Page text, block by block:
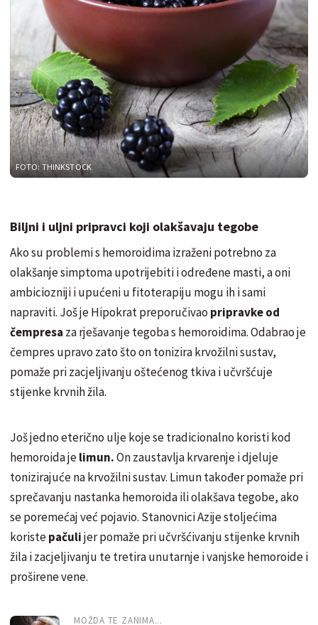
FOTO: THINKSTOCK
Biljni i uljni pripravci koji olakšavaju tegobe
Ako su problemi s hemoroidima izraženi potrebno za
olakšanje simptoma upotrijebiti i određene masti, a oni
ambiciozniji i upućeni u fitoterapiju mogu ih i sami
napraviti. Još je Hipokrat preporučivao pripravke od
čempresa za rješavanje tegoba s hemoroidima. Odabrao je
čempres upravo zato što on tonizira krvožilni sustav,
pomaže pri zacjeljivanju oštećenog tkiva i učvršćuje
stijenke krvnih žila.
Još jedno eterično ulje koje se tradicionalno koristi kod
hemoroida jelimun.On zaustavlja krvarenje i djeluje
tonizirajuće na krvožilni sustav. Limun također pomaže pri
sprečavanju nastanka hemoroida ili olakšava tegobe, ako
se poremećaj već pojavio. Stanovnici Azije stoljećima
koristepačulijer pomaže pri učvršćivanju stijenke krvnih
žila i zacjeljivanju te tretira unutarnje i vanjske hemoroide i
proširene vene.
MOŽDA TE ZANIMA...